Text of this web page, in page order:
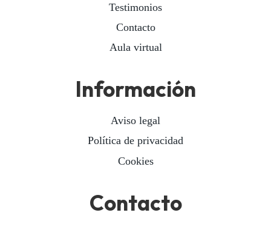
Testimonios
Contacto
Aula virtual
Información
Aviso legal
Política de privacidad
Cookies
Contacto